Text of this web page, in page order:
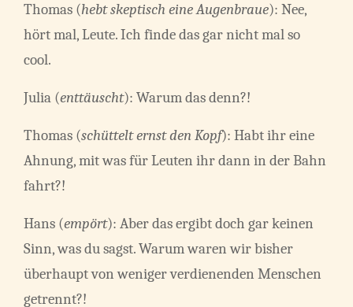
Thomas (hebt skeptisch eine Augenbraue): Nee,
hört mal, Leute. Ich finde das gar nicht mal so
cool.
Julia (enttäuscht): Warum das denn?!
Thomas (schüttelt ernst den Kopf): Habt ihr eine
Ahnung, mit was für Leuten ihr dann in der Bahn
fahrt?!
Hans (empört): Aber das ergibt doch gar keinen
Sinn, was du sagst. Warum waren wir bisher
überhaupt von weniger verdienenden Menschen
getrennt?!